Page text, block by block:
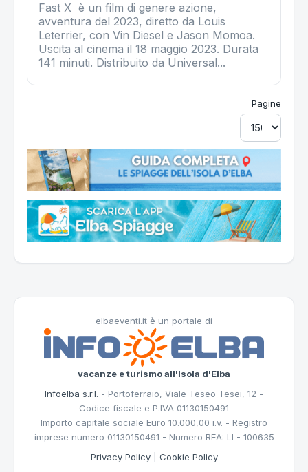
Fast X è un film di genere azione,
avventura del 2023, diretto da Louis
Leterrier, con Vin Diesel e Jason Momoa.
Uscita al cinema il 18 maggio 2023. Durata
141 minuti. Distribuito da Universal...
Pagine
elbaeventi.it è un portale di
vacanze e turismo all'Isola d'Elba
Infoelba s.r.l. - Portoferraio, Viale Teseo Tesei, 12 -
Codice fiscale e P.IVA 01130150491
Importo capitale sociale Euro 10.000,00 i.v. - Registro
imprese numero 01130150491 - Numero REA: LI - 100635
Privacy Policy| Cookie Policy